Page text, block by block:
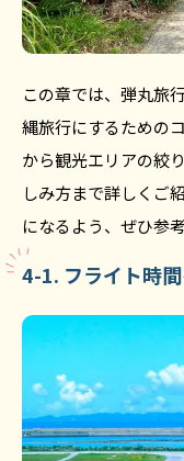
この章では、弾丸旅
縄旅行にするための
から観光エリアの絞
しみ方まで詳しくご
になるよう、ぜひ参
4-1. フライト時